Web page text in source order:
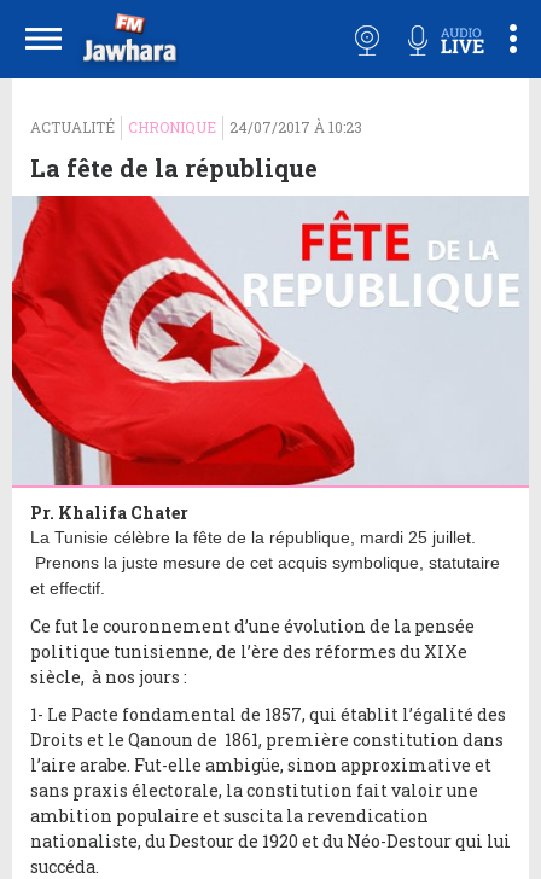
ACTUALITÉ CHRONIQUE 24/07/2017 À 10:23
La fête de la république
Pr. Khalifa Chater
La Tunisie célèbre la fête de la république, mardi 25 juillet.
Prenons la juste mesure de cet acquis symbolique, statutaire
et effectif.
Ce fut le couronnement d’une évolution de la pensée
politique tunisienne, de l’ère des réformes du XIXe
siècle, à nos jours :
1- Le Pacte fondamental de 1857, qui établit l’égalité des
Droits et le Qanoun de 1861, première constitution dans
l’aire arabe. Fut-elle ambigüe, sinon approximative et
sans praxis électorale, la constitution fait valoir une
ambition populaire et suscita la revendication
nationaliste, du Destour de 1920 et du Néo-Destour qui lui
succéda.